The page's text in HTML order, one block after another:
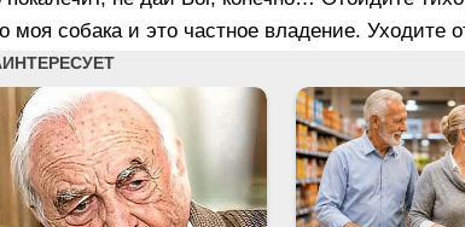
моя собака и это частное владение. Уходите